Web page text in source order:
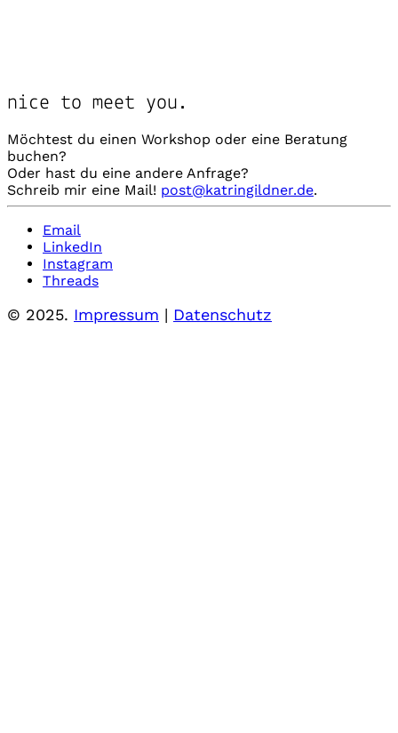
nice to meet you.
Möchtest du einen Workshop oder eine Beratung
buchen?
Oder hast du eine andere Anfrage?
Schreib mir eine Mail! post@katringildner.de.
Email
LinkedIn
Instagram
Threads
© 2025. Impressum | Datenschutz